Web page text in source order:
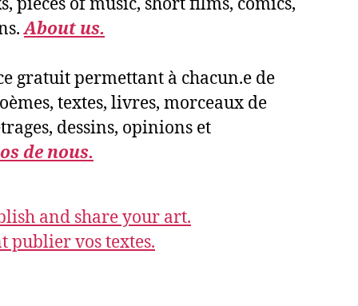
About us.
gratuit permettant à chacun.e de
textes, livres, morceaux de
dessins, opinions et
de nous.
and share your art.
publier vos textes.